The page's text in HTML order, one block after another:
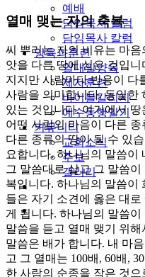
예배
담임목사 칼럼
담임목사 칼럼
양육과훈련
일대일양육
제자훈련
바이블칼리지
예수동행일기
커뮤니티
교회소식
주보
갤러리
youtube
soundcloud
search
열매 맺는 자의 축복
씨 뿌리는 자의 비유는 마음
앗을 다른 땅에 심은 것입
지지만 사람마다 반응이 다
사람을 의미합니다. 동일한
있는 것입니다. 여기에서
어떤 사람의 마음이 다른 종
다른 종류의 땅이 될 수 있
요합니다. 하나님의 말씀이
그 말씀대로 살고 그 말씀
복입니다. 하나님의 말씀이
들은 자기 소견에 옳은 대
게 됩니다. 하나님의 말씀
말씀을 듣고 열매 맺기 위
말씀은 배가 합니다. 내 마
고 그 열매는 100배, 60배,
한 사람의 순종을 작은 것